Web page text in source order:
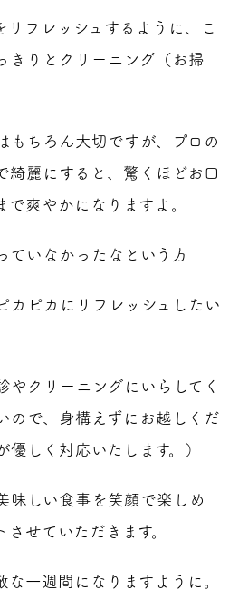
リフレッシュするように、こ
きりとクリーニング（お掃
もちろん大切ですが、プロの
綺麗にすると、驚くほどお口
で爽やかになりますよ。
ていなかったなという方
カピカにリフレッシュしたい
やクリーニングにいらしてく
ので、身構えずにお越しくだ
優しく対応いたします。）
味しい食事を笑顔で楽しめ
せていただきます。
な一週間になりますように。